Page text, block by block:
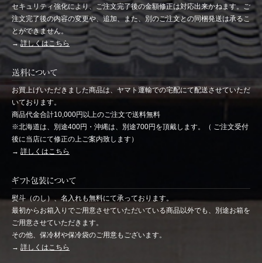
セキュリティ強化により、ご注文完了後の金額修正は対応出来かねます。ご
注文完了後の内容の変更や、追加、また、別のご注文との同梱発送は承るこ
とができません。
→詳しくはこちら
送料について
お買上げいただきました商品は、ヤマト運輸での宅配にて配送させていただ
いております。
商品代金合計10,000円以上のご注文で送料無料
※北海道は、別途400円・沖縄は、別途700円を頂戴します。（ ご注文受付
後に当店にて修正の上ご案内致します）
→ 詳しくはこちら
ギフト包装について
熨斗（のし）、名入れも無料にて承っております。
最初からお箱入りでご用意させていただいている商品以外でも、別途お箱を
ご用意させていただきます。
その他、保冷材や保冷袋のご用意もございます。
→ 詳しくはこちら